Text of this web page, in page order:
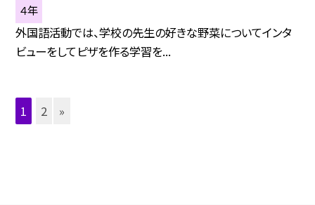
４年
外国語活動では、学校の先生の好きな野菜についてインタ
ビューをしてピザを作る学習を...
1 2 »